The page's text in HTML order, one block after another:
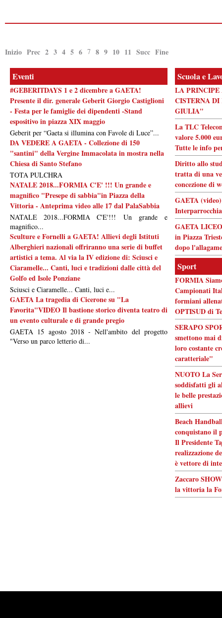
Inizio Prec 2 3 4 5 6 7 8 9 10 11 Succ Fine
Eventi
#GEBERITDAYS 1 e 2 dicembre a GAETA!
Presente il dir. generale Geberit Giorgio Castiglioni
- Festa per le famiglie dei dipendenti -Stand
espositivo in piazza XIX maggio
Geberit per “Gaeta si illumina con Favole di Luce”...
DA VEDERE A GAETA - Collezione di 150
"santini" della Vergine Immacolata in mostra nella
Chiesa di Santo Stefano
TOTA PULCHRA
NATALE 2018...FORMIA C'E' !!! Un grande e
magnifico "Presepe di sabbia"in Piazza della
Vittoria - Anteprima video alle 17 dal PalaSabbia
NATALE 2018...FORMIA C'E'!!! Un grande e
magnifico...
Sculture e Fornelli a GAETA! Allievi degli Istituti
Alberghieri nazionali offriranno una serie di buffet
artistici a tema. Al via la IV edizione di: Sciusci e
Ciaramelle... Canti, luci e tradizioni dalle città del
Golfo ed Isole Ponziane
Sciusci e Ciaramelle... Canti, luci e...
GAETA La tragedia di Cicerone su "La
Favorita"VIDEO Il bastione storico diventa teatro di
un evento culturale e di grande pregio
GAETA 15 agosto 2018 - Nell'ambito del progetto
"Verso un parco letterio di...
Scuola e
LA PRINCIPE
CISTERNA
GIULIA"
La TLC
valore 5.000
Tutte le info
Diritto allo
tratta di una
concezione di
GAETA
GAETA
in Piazza
dopo
Sport
FORMIA
Campionati
formiani
OPTISUD di
SERAPO
smettono mai
loro costante
caratteriale"
NUOTO La
soddisfatti gli
le belle
allievi
Beach
conquistano il
Il Presidente
realizzazione
è vettore di
Zaccaro
la vittoria la